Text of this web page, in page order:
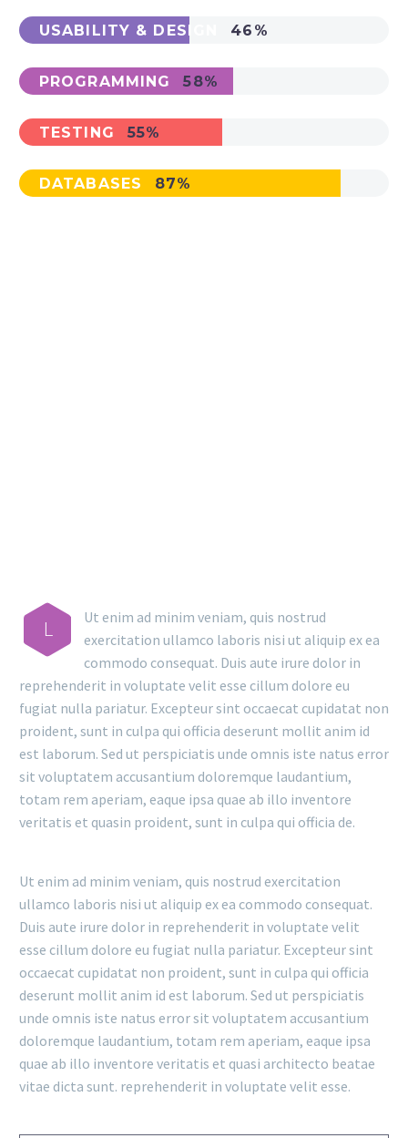
USABILITY & DESIGN 46%
PROGRAMMING 58%
TESTING 55%
DATABASES 87%
L
Ut enim ad minim veniam, quis nostrud
exercitation ullamco laboris nisi ut aliquip ex ea
commodo consequat. Duis aute irure dolor in
reprehenderit in voluptate velit esse cillum dolore eu
fugiat nulla pariatur. Excepteur sint occaecat cupidatat non
proident, sunt in culpa qui officia deserunt mollit anim id
est laborum. Sed ut perspiciatis unde omnis iste natus error
sit voluptatem accusantium doloremque laudantium,
totam rem aperiam, eaque ipsa quae ab illo inventore
veritatis et quasin proident, sunt in culpa qui officia de.
Ut enim ad minim veniam, quis nostrud exercitation
ullamco laboris nisi ut aliquip ex ea commodo consequat.
Duis aute irure dolor in reprehenderit in voluptate velit
esse cillum dolore eu fugiat nulla pariatur. Excepteur sint
occaecat cupidatat non proident, sunt in culpa qui officia
deserunt mollit anim id est laborum. Sed ut perspiciatis
unde omnis iste natus error sit voluptatem accusantium
doloremque laudantium, totam rem aperiam, eaque ipsa
quae ab illo inventore veritatis et quasi architecto beatae
vitae dicta sunt. reprehenderit in voluptate velit esse.